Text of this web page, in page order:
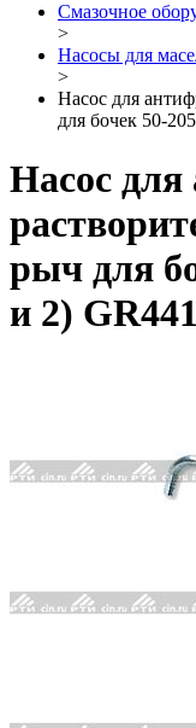
Смазочное
>
Насосы для
>
Насос для
для бочек 50-
Насос для
рыч для
и 2)